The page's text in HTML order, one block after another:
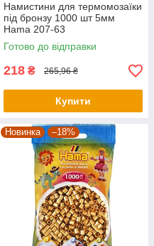
Намистини для термомозаїки
під бронзу 1000 шт 5мм
Hama 207-63
Готово до відправки
218 ₴ 265,96 ₴
Купити
Новинка –18%